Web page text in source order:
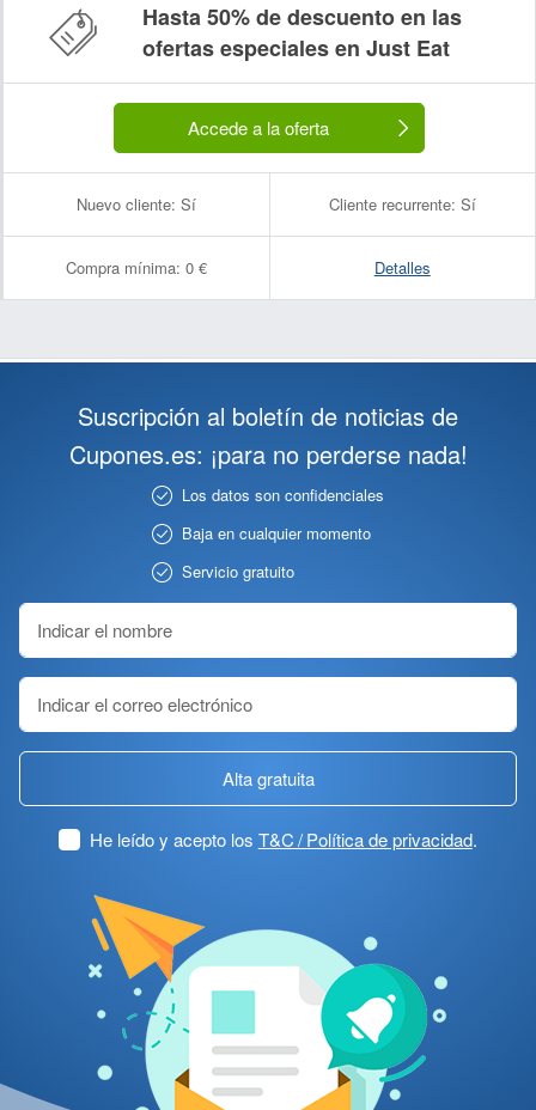
Hasta 50% de descuento en las
ofertas especiales en Just Eat
Accede a la oferta
Nuevo cliente: Sí Cliente recurrente: Sí
Compra mínima: 0 € Detalles
Suscripción al boletín de noticias de
Cupones.es: ¡para no perderse nada!
Los datos son confidenciales
Baja en cualquier momento
Servicio gratuito
Alta gratuita
He leído y acepto los T&C / Política de privacidad.